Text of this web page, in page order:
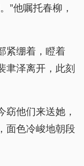
”他嘱托春柳，
紧绷着，瞪着
聿泽离开，此刻
窈他们来送她，
面色冷峻地朝段